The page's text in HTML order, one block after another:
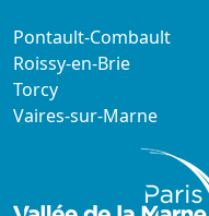
Pontault-Combault
Roissy-en-Brie
Torcy
Vaires-sur-Marne